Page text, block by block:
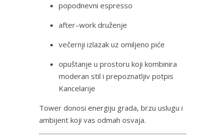
popodnevni espresso
after–work druženje
večernji izlazak uz omiljeno piće
opuštanje u prostoru koji kombinira
moderan stil i prepoznatljiv potpis
Kancelarije
Tower donosi energiju grada, brzu uslugu i
ambijent koji vas odmah osvaja.